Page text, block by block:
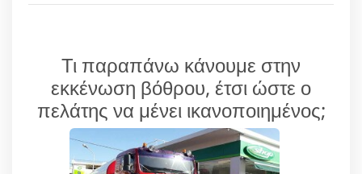
Τι παραπάνω κάνουμε στην
εκκένωση βόθρου, έτσι ώστε ο
πελάτης να μένει ικανοποιημένος;